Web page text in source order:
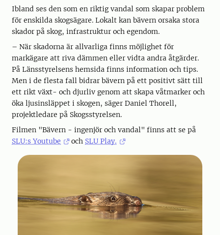
Ibland ses den som en riktig vandal som skapar problem
för enskilda skogsägare. Lokalt kan bävern orsaka stora
skador på skog, infrastruktur och egendom.
– När skadorna är allvarliga finns möjlighet för
markägare att riva dämmen eller vidta andra åtgärder.
På Länsstyrelsens hemsida finns information och tips.
Men i de flesta fall bidrar bävern på ett positivt sätt till
ett rikt växt- och djurliv genom att skapa våtmarker och
öka ljusinsläppet i skogen, säger Daniel Thorell,
projektledare på Skogsstyrelsen.
Filmen "Bävern - ingenjör och vandal" finns att se på
SLU:s Youtube
och SLU Play.